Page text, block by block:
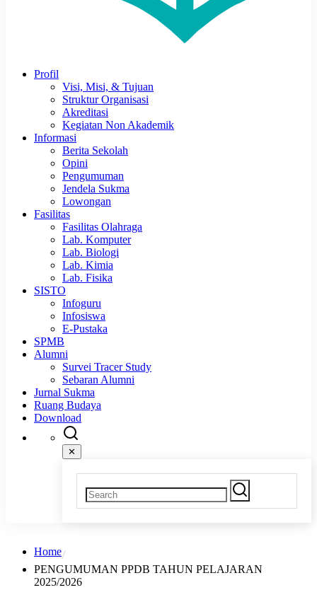
Profil
Visi, Misi, & Tujuan
Struktur Organisasi
Akreditasi
Kegiatan Non Akademik
Informasi
Berita Sekolah
Opini
Pengumuman
Jendela Sukma
Lowongan
Fasilitas
Fasilitas Olahraga
Lab. Komputer
Lab. Biologi
Lab. Kimia
Lab. Fisika
SISTO
Infoguru
Infosiswa
E-Pustaka
SPMB
Alumni
Survei Tracer Study
Sebaran Alumni
Jurnal Sukma
Ruang Budaya
Download
✕
Home
PENGUMUMAN PPDB TAHUN PELAJARAN
2025/2026